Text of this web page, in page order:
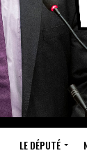
LE DÉPUTÉ